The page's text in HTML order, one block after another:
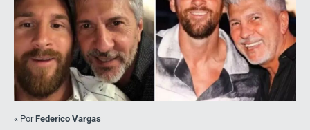
« PorFederico Vargas